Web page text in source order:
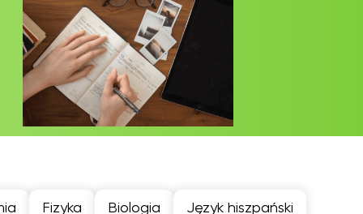
Fizyka Biologia Język hiszpański